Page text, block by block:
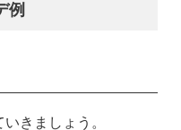
例
きましょう。